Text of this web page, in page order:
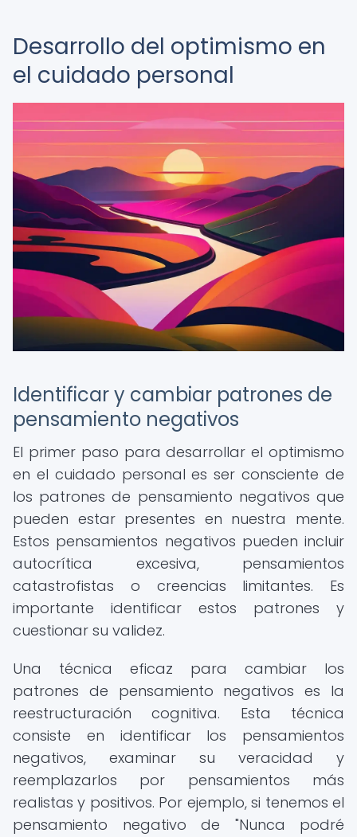
Desarrollo del optimismo en
el cuidado personal
Identificar y cambiar patrones de
pensamiento negativos
El primer paso para desarrollar el optimismo
en el cuidado personal es ser consciente de
los patrones de pensamiento negativos que
pueden estar presentes en nuestra mente.
Estos pensamientos negativos pueden incluir
autocrítica excesiva, pensamientos
catastrofistas o creencias limitantes. Es
importante identificar estos patrones y
cuestionar su validez.
Una técnica eficaz para cambiar los
patrones de pensamiento negativos es la
reestructuración cognitiva. Esta técnica
consiste en identificar los pensamientos
negativos, examinar su veracidad y
reemplazarlos por pensamientos más
realistas y positivos. Por ejemplo, si tenemos el
pensamiento negativo de "Nunca podré